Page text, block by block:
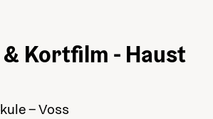
Kortfilm - Haust
– Voss